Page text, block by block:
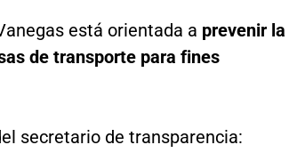
está orientada a prevenir la
de transporte para fines
secretario de transparencia: